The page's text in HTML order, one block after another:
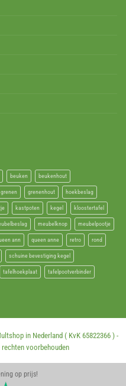
beuken beukenhout
grenen grenenhout hoekbeslag
kastpoten kegel kloostertafel
meubelknop meubelpootje
ann queen anne retro rond
schuine bevestiging kegel
tafelhoekplaat tafelpootverbinder
in Nederland ( KvK 65822366 ) -
voorbehouden
op prijs!